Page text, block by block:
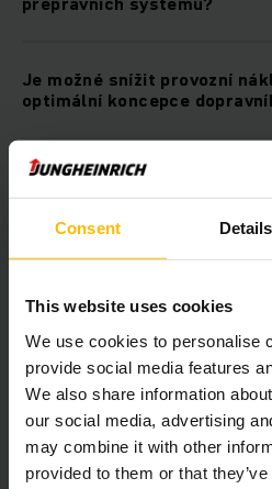
Consent Details
This website uses cookies
We use cookies to personalise
provide social media features
We also share information
our social media, advertising
may combine it with other
provided to them or that
Je možné snížit provozní
optimální koncepce
Mohu kombinovat přepravní
Jungheinrich s jinými
produkty?
přepravek do mé stávající
Ke
Automation-